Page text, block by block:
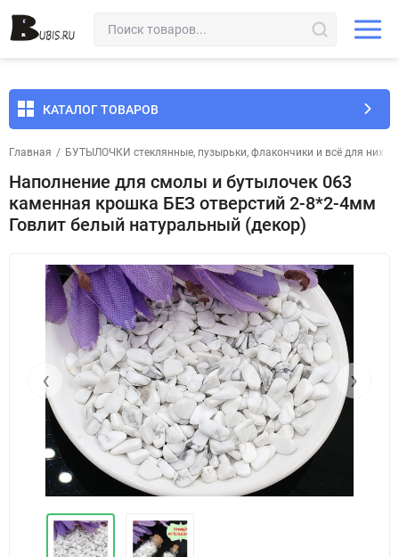
КАТАЛОГ ТОВАРОВ
Главная / БУТЫЛОЧКИ стеклянные, пузырьки, флакончики и всё для них
Наполнение для смолы и бутылочек 063
каменная крошка БЕЗ отверстий 2-8*2-4мм
Говлит белый натуральный (декор)
‹ ›